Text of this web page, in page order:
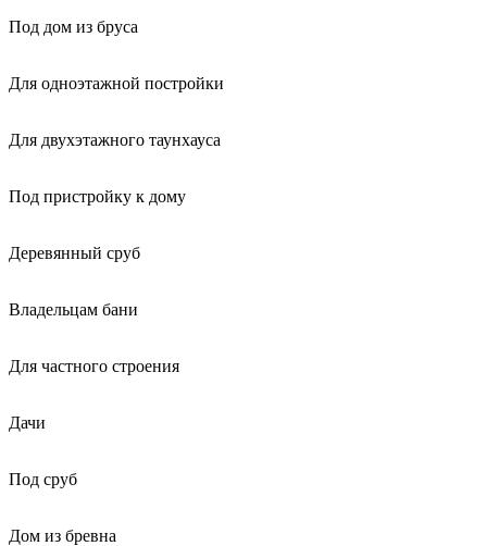
Под дом из бруса
Для одноэтажной постройки
Для двухэтажного таунхауса
Под пристройку к дому
Деревянный сруб
Владельцам бани
Для частного строения
Дачи
Под сруб
Дом из бревна